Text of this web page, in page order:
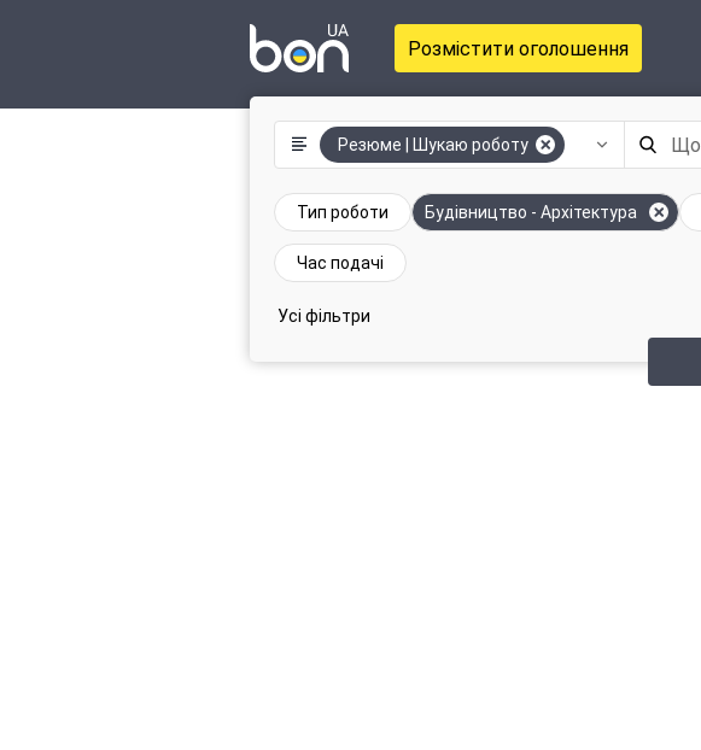
Розмістити оголошення
Резюме | Шукаю роботу
Тип роботи Будівництво - Архітектура
Час подачі
Усі фільтри